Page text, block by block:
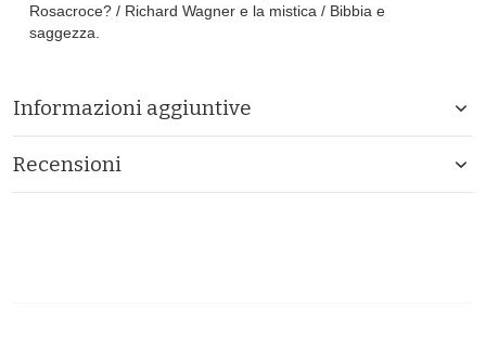
Rosacroce? / Richard Wagner e la mistica / Bibbia e
saggezza.
Informazioni aggiuntive
Recensioni